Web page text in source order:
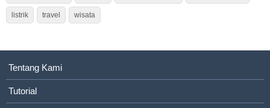
listrik travel wisata
Tentang Kami
Tutorial